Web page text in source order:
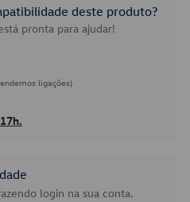
deste produto?
pronta para ajudar!
ligações)
login na sua conta.